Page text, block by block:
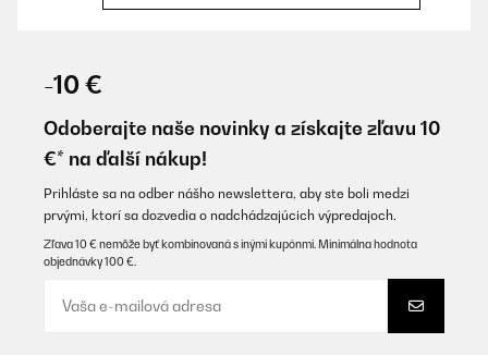
Utente Amazon
OVERENÁ KONTROLA
Kurz gesagt: Für den Preis echt super. Wir haben 2 Stück der 30L
gut zu sein, das Wasser bleibt nämlich recht lange nach dem
-10 €
Odoberajte naše novinky a získajte zľavu 10
€* na ďalší nákup!
Prihláste sa na odber nášho newslettera, aby ste boli medzi
prvými, ktorí sa dozvedia o nadchádzajúcich výpredajoch.
Zľava 10 € nemôže byť kombinovaná s inými kupónmi. Minimálna hodnota
objednávky 100 €.